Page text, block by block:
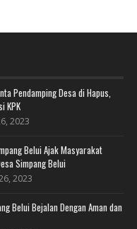
Pendamping Desa di Hapus,
KPK
2023
Belui Ajak Masyarakat
Simpang Belui
2023
Belui Bejalan Dengan Aman dan